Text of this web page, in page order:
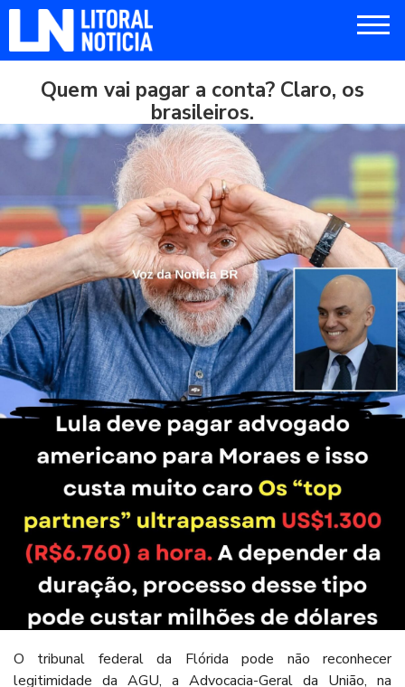
Quem vai pagar a conta? Claro, os
brasileiros.
O tribunal federal da Flórida pode não reconhecer
legitimidade da AGU, a Advocacia-Geral da União, na